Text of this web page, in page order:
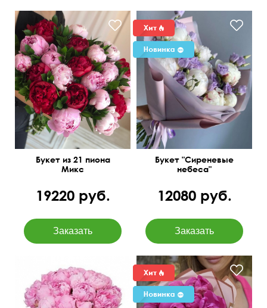
С добавлением рускуса,
упаковка
Букет из 21 пиона
Микс
19220 руб.
Белые пионы и сиреневые
лизиантусы
Букет "Сиреневые
небеса"
12080 руб.